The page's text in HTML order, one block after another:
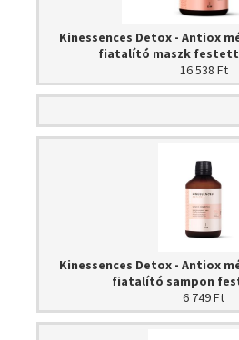
Kinessences Detox - Antiox
fiatalító maszk festett
16 538 Ft
Kinessences Detox - Antiox
fiatalító sampon
6 749 Ft